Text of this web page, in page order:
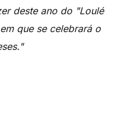
deste ano do "Loulé
que se celebrará o